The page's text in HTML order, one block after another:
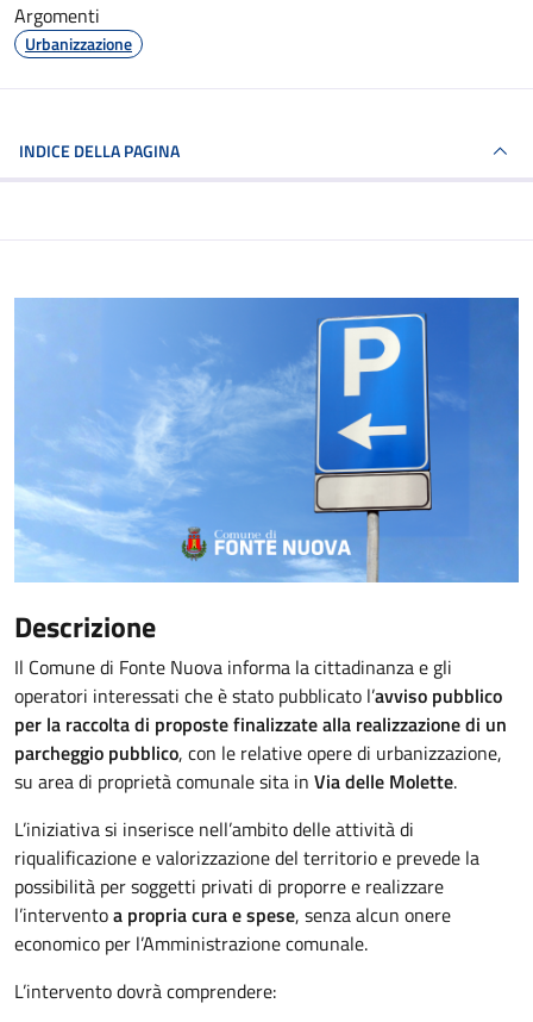
Argomenti
Urbanizzazione
INDICE DELLA PAGINA
Descrizione
Il Comune di Fonte Nuova informa la cittadinanza e gli
operatori interessati che è stato pubblicato l’avviso pubblico
per la raccolta di proposte finalizzate alla realizzazione di un
parcheggio pubblico, con le relative opere di urbanizzazione,
su area di proprietà comunale sita in Via delle Molette.
L’iniziativa si inserisce nell’ambito delle attività di
riqualificazione e valorizzazione del territorio e prevede la
possibilità per soggetti privati di proporre e realizzare
l’interventoa propria cura e spese, senza alcun onere
economico per l’Amministrazione comunale.
L’intervento dovrà comprendere: